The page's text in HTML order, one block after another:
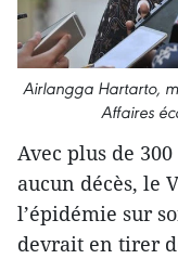
Airlangga Hartarto,
Affaires
Avec plus de
aucun décès, le
l’épidémie sur
devrait en tirer